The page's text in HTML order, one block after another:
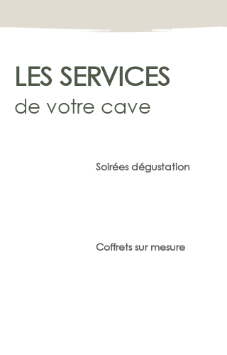
LES SERVICES
de votre cave
Soirées dégustation
Coffrets sur mesure